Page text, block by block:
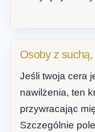
Osoby z suchą,
Jeśli twoja cera
nawilżenia, ten
przywracając
Szczególnie